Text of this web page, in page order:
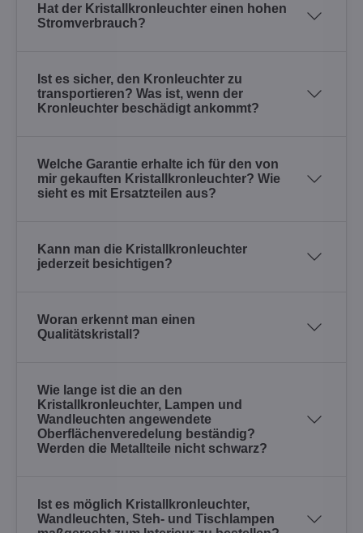
Hat der Kristallkronleuchter einen hohen
Stromverbrauch?
Ist es sicher, den Kronleuchter zu
transportieren? Was ist, wenn der
Kronleuchter beschädigt ankommt?
Welche Garantie erhalte ich für den von
mir gekauften Kristallkronleuchter? Wie
sieht es mit Ersatzteilen aus?
Kann man die Kristallkronleuchter
jederzeit besichtigen?
Woran erkennt man einen
Qualitätskristall?
Wie lange ist die an den
Kristallkronleuchter, Lampen und
Wandleuchten angewendete
Oberflächenveredelung beständig?
Werden die Metallteile nicht schwarz?
Ist es möglich Kristallkronleuchter,
Wandleuchten, Steh- und Tischlampen